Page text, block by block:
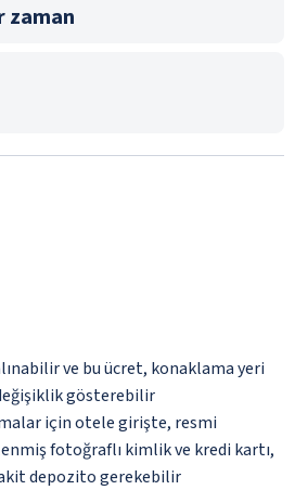
zaman
ve bu ücret, konaklama yeri
gösterebilir
için otele girişte, resmi
fotoğraflı kimlik ve kredi kartı,
depozito gerekebilir